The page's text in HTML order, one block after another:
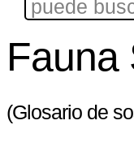
Fauna
(Glosario de